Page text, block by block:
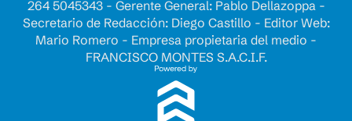
264 5045343 - Gerente General: Pablo Dellazoppa -
Secretario de Redacción: Diego Castillo - Editor Web:
Mario Romero - Empresa propietaria del medio -
FRANCISCO MONTES S.A.C.I.F.